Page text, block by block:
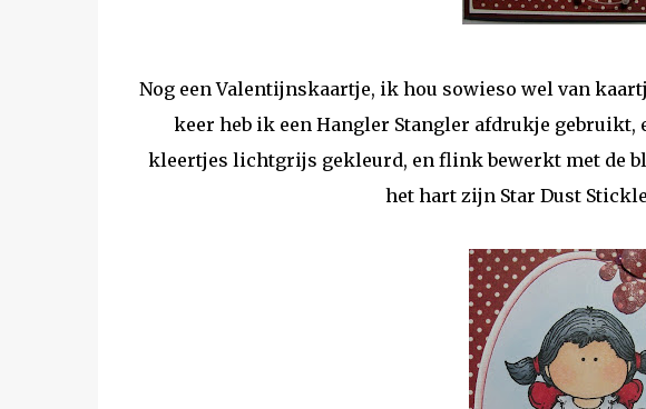
Nog een Valentijnskaartje, ik hou sowieso wel van
keer heb ik een Hangler Stangler afdrukje
kleertjes lichtgrijs gekleurd, en flink bewerkt met de
het hart zijn Star Dust